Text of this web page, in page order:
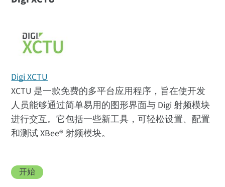
Digi XCTU
XCTU 是一款免费的多平台应用程序，旨在使开发
人员能够通过简单易用的图形界面与 Digi 射频模块
进行交互。它包括一些新工具，可轻松设置、配置
和测试 XBee® 射频模块。
开始